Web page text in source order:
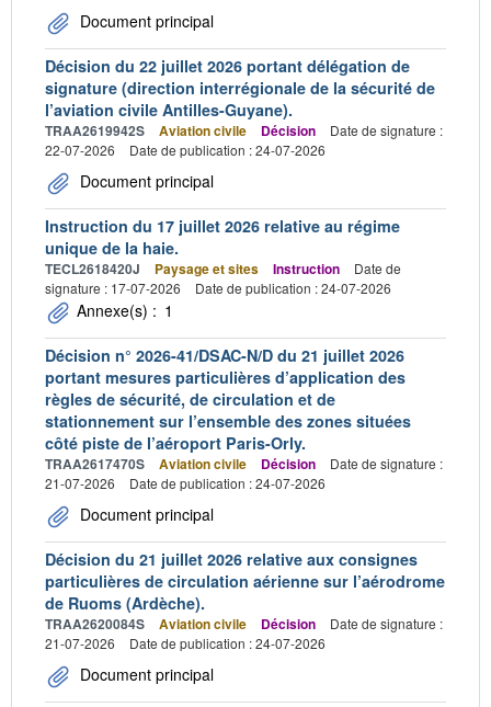
Document principal
Décision du 22 juillet 2026 portant délégation de
signature (direction interrégionale de la sécurité de
l’aviation civile Antilles-Guyane).
TRAA2619942S Aviation civile Décision
Date de signature :
22-07-2026
Date de publication : 24-07-2026
Document principal
Instruction du 17 juillet 2026 relative au régime
unique de la haie.
TECL2618420J Paysage et sites Instruction
Date de
signature : 17-07-2026
Date de publication : 24-07-2026
Annexe(s) : 1
Décision n° 2026-41/DSAC-N/D du 21 juillet 2026
portant mesures particulières d’application des
règles de sécurité, de circulation et de
stationnement sur l’ensemble des zones situées
côté piste de l’aéroport Paris-Orly.
TRAA2617470S Aviation civile Décision
Date de signature :
21-07-2026
Date de publication : 24-07-2026
Document principal
Décision du 21 juillet 2026 relative aux consignes
particulières de circulation aérienne sur l’aérodrome
de Ruoms (Ardèche).
TRAA2620084S Aviation civile Décision
Date de signature :
21-07-2026
Date de publication : 24-07-2026
Document principal